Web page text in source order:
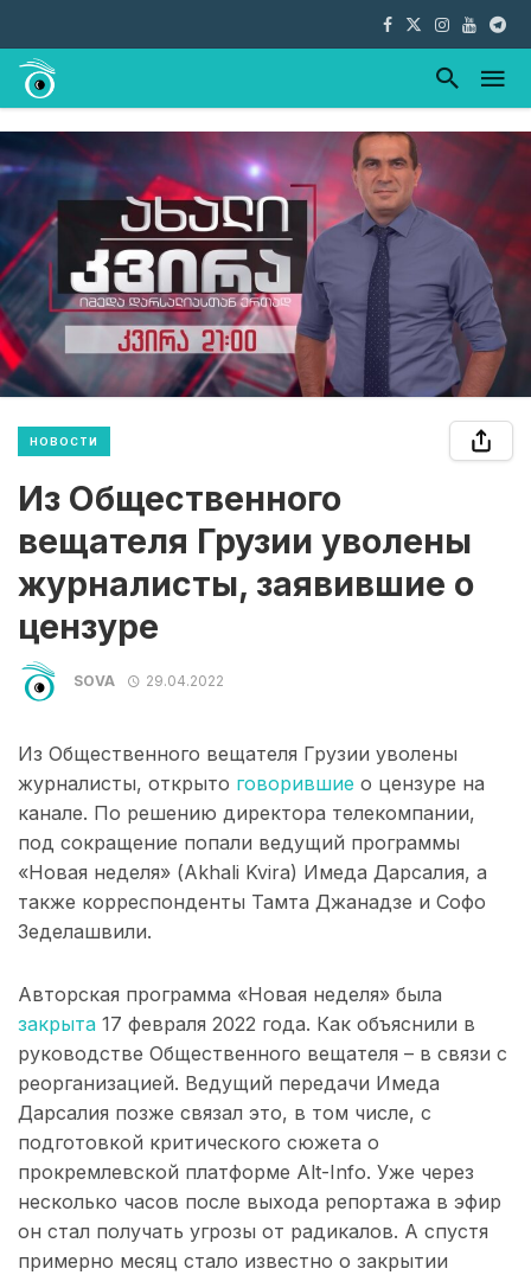
НОВОСТИ
Из Общественного
вещателя Грузии уволены
журналисты, заявившие о
цензуре
SOVA 29.04.2022
Из Общественного вещателя Грузии уволены
журналисты, открыто говорившие о цензуре на
канале. По решению директора телекомпании,
под сокращение попали ведущий программы
«Новая неделя» (Akhali Kvira) Имеда Дарсалия, а
также корреспонденты Тамта Джанадзе и Софо
Зеделашвили.
Авторская программа «Новая неделя» была
закрыта 17 февраля 2022 года. Как объяснили в
руководстве Общественного вещателя – в связи с
реорганизацией. Ведущий передачи Имеда
Дарсалия позже связал это, в том числе, с
подготовкой критического сюжета о
прокремлевской платформе Alt-Info. Уже через
несколько часов после выхода репортажа в эфир
он стал получать угрозы от радикалов. А спустя
примерно месяц стало известно о закрытии